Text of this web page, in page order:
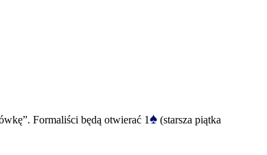
Formaliści będą otwierać 1♠ (starsza piątka